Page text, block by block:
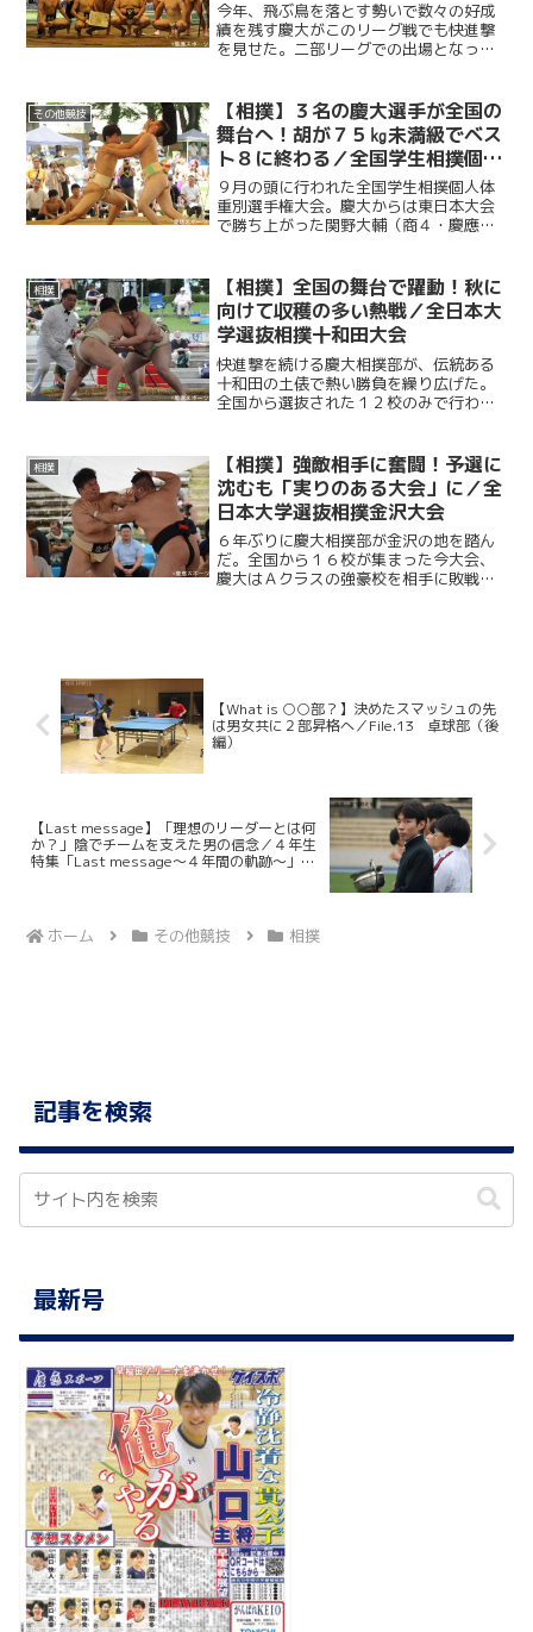
部・二部入替戦
今年、飛ぶ鳥を落とす勢いで数々の好成
績を残す慶大がこのリーグ戦でも快進撃
を見せた。二部リーグでの出場となった
と勝利を重ねていく。さらに「苦手意識
があった」と話す法大を相...
その他競技
【相撲】３名の慶大選手が全国の
舞台へ！胡が７５㎏未満級でベス
ト８に終わる／全国学生相撲個人
体重別選手権大会
９月の頭に行われた全国学生相撲個人体
重別選手権大会。慶大からは東日本大会
で勝ち上がった関野大輔（商４・慶應義
舞台に挑んだ。６５㎏未満級で出場した
関野と橋本が接戦の末に初...
相撲
【相撲】全国の舞台で躍動！秋に
向けて収穫の多い熱戦／全日本大
学選抜相撲十和田大会
快進撃を続ける慶大相撲部が、伝統ある
十和田の土俵で熱い勝負を繰り広げた。
全国から選抜された１２校のみで行われ
勝利を重ねる事ができず、全体１２位と
いう悔しい結果に終わった...
相撲
【相撲】強敵相手に奮闘！予選に
沈むも「実りのある大会」に／全
日本大学選抜相撲金沢大会
６年ぶりに慶大相撲部が金沢の地を踏ん
だ。全国から１６校が集まった今大会、
慶大はＡクラスの強豪校を相手に敗戦が
【What is ○○部？】決めたスマッシュの先
は男女共に２部昇格へ／File.13 卓球部（後
編）
【Last message】「理想のリーダーとは何
か？」陰でチームを支えた男の信念／４年生
特集「Last message〜４年間の軌跡〜」
ホーム その他競技 相撲
記事を検索
最新号